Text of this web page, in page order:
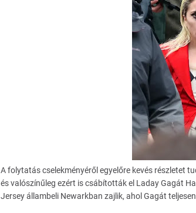
A folytatás cselekményéről egyelőre kevés részletet
és valószínűleg ezért is csábították el Laday Gagát
Jersey állambeli Newarkban zajlik, ahol Gagát